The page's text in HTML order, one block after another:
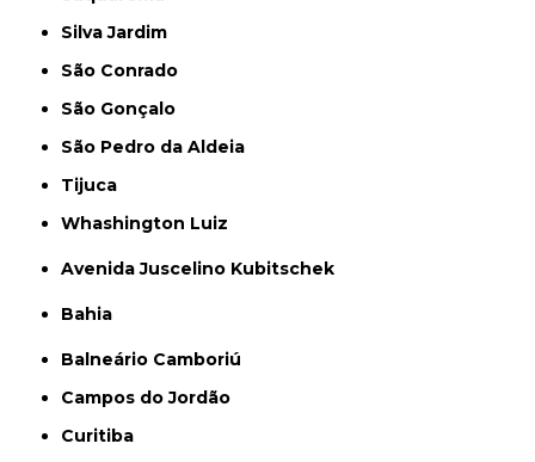
Silva Jardim
São Conrado
São Gonçalo
São Pedro da Aldeia
Tijuca
Whashington Luiz
Avenida Juscelino Kubitschek
Bahia
Balneário Camboriú
Campos do Jordão
Curitiba